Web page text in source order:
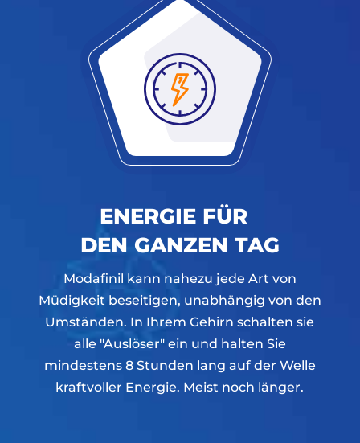
ENERGIE FÜR
DEN GANZEN TAG
Modafinil kann nahezu jede Art von
Müdigkeit beseitigen, unabhängig von den
Umständen. In Ihrem Gehirn schalten sie
alle "Auslöser" ein und halten Sie
mindestens 8 Stunden lang auf der Welle
kraftvoller Energie. Meist noch länger.